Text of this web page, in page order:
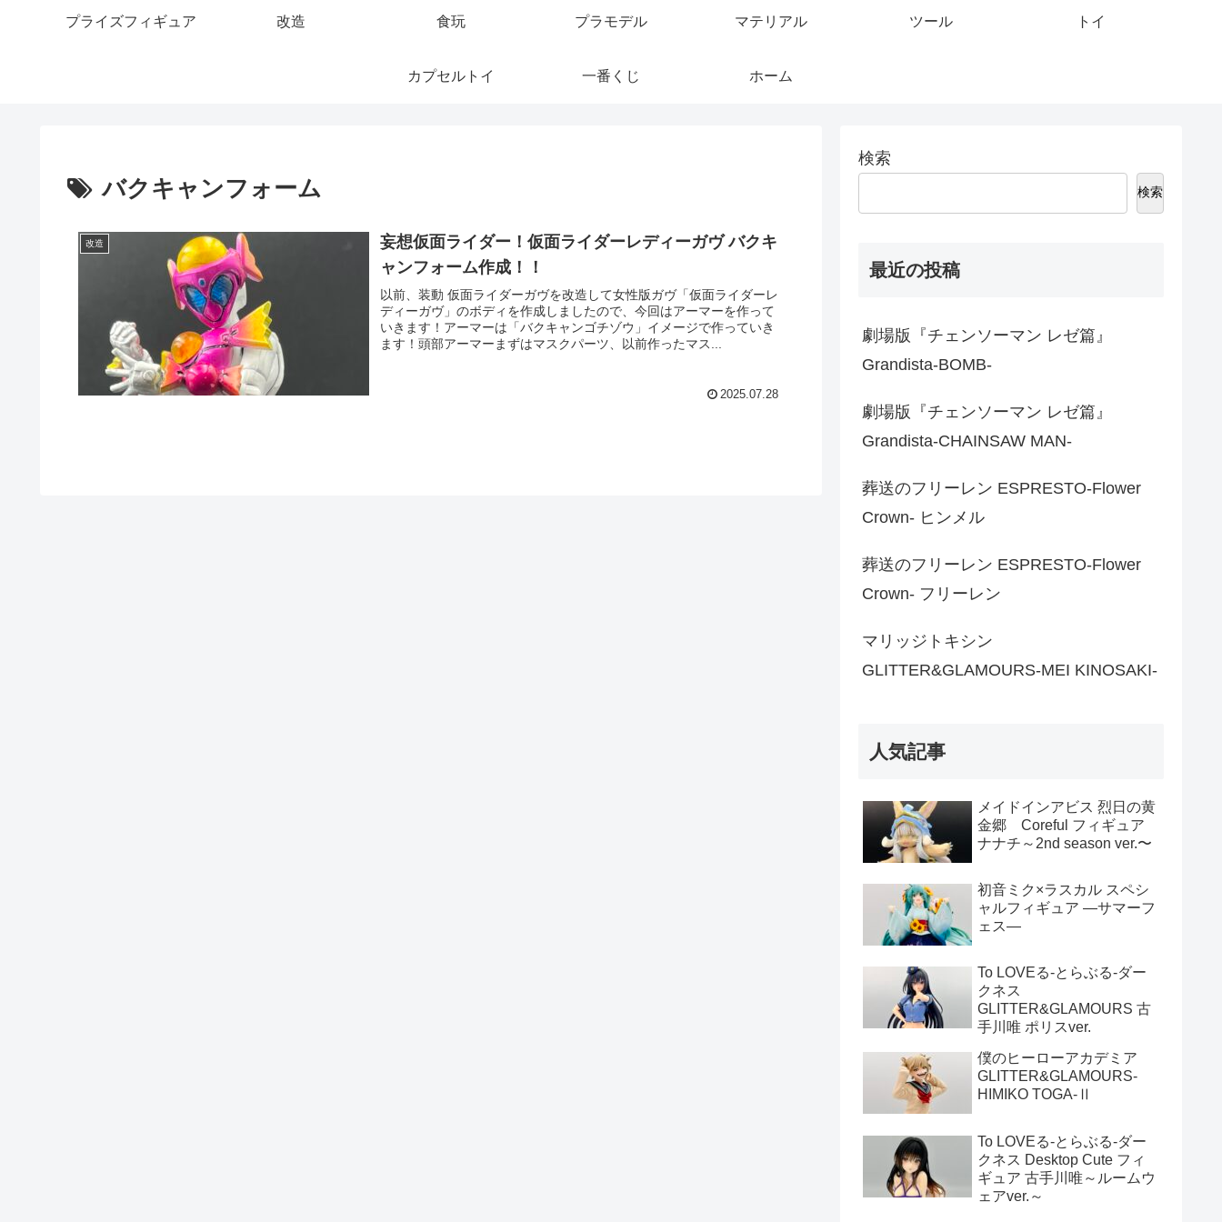
プライズフィギュア 改造 食玩 プラモデル マテリアル ツール トイ
カプセルトイ 一番くじ ホーム
バクキャンフォーム
改造
妄想仮面ライダー！仮面ライダーレディーガヴ バクキ
ャンフォーム作成！！
以前、装動 仮面ライダーガヴを改造して女性版ガヴ「仮面ライダーレ
ディーガヴ」のボディを作成しましたので、今回はアーマーを作って
いきます！アーマーは「バクキャンゴチゾウ」イメージで作っていき
ます！頭部アーマーまずはマスクパーツ、以前作ったマス...
2025.07.28
検索
検索
最近の投稿
劇場版『チェンソーマン レゼ篇』
Grandista-BOMB-
劇場版『チェンソーマン レゼ篇』
Grandista-CHAINSAW MAN-
葬送のフリーレン ESPRESTO-Flower
Crown- ヒンメル
葬送のフリーレン ESPRESTO-Flower
Crown- フリーレン
マリッジトキシン
GLITTER&GLAMOURS-MEI KINOSAKI-
人気記事
メイドインアビス 烈日の黄
金郷 Coreful フィギュア
ナナチ～2nd season ver.〜
初音ミク×ラスカル スペシ
ャルフィギュア ―サマーフ
ェス―
To LOVEる-とらぶる-ダー
クネス
GLITTER&GLAMOURS 古
手川唯 ポリスver.
僕のヒーローアカデミア
GLITTER&GLAMOURS-
HIMIKO TOGA-Ⅱ
To LOVEる-とらぶる-ダー
クネス Desktop Cute フィ
ギュア 古手川唯～ルームウ
ェアver.～